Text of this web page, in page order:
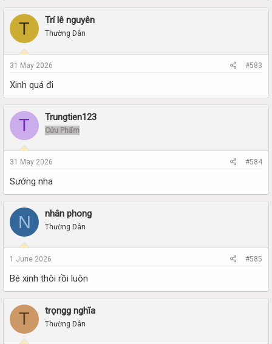
T Trí lê nguyên
Thường Dân
31 May 2026 #583
Xinh quá đi
T Trungtien123
Cửu Phẩm
31 May 2026 #584
Sướng nha
N nhân phong
Thường Dân
1 June 2026 #585
Bé xinh thôi rồi luôn
T trọngg nghĩa
Thường Dân